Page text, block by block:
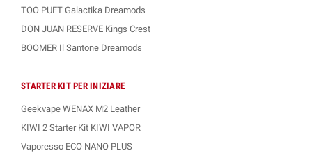
TOO PUFT Galactika Dreamods
DON JUAN RESERVE Kings Crest
BOOMER Il Santone Dreamods
STARTER KIT PER INIZIARE
Geekvape WENAX M2 Leather
KIWI 2 Starter Kit KIWI VAPOR
Vaporesso ECO NANO PLUS